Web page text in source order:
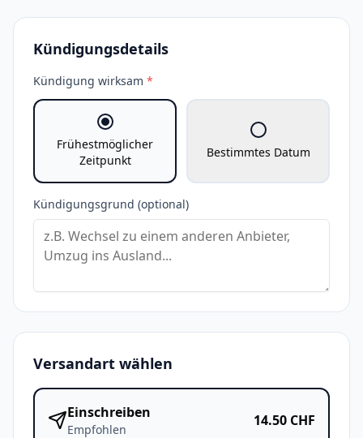
Kündigungsdetails
Kündigung wirksam *
Frühestmöglicher
Zeitpunkt
Bestimmtes Datum
Kündigungsgrund (optional)
Versandart wählen
Einschreiben
Empfohlen
14.50 CHF